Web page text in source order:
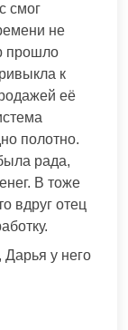
смог
не
прошло
к
её
полотно.
рада,
В тоже
вдруг отец
Дарья у него